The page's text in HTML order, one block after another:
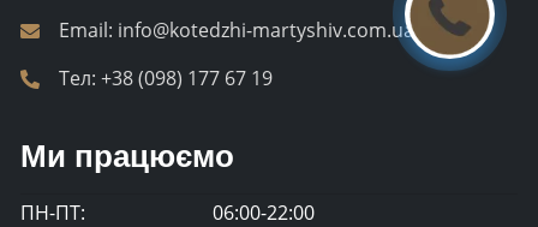
Email: info@kotedzhi-martyshiv.com.ua
Тел: +38 (098) 177 67 19
Ми працюємо
ПН-ПТ:
06:00-22:00